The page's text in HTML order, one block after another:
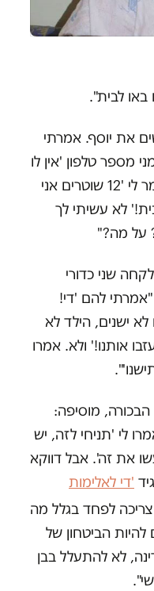
את יוסף. אמרתי
מספר טלפון 'אין לו
טלפון!' אמרתי להם. השוטר אמר לי '12 שוטרים אני
לא עשיתי לך
שני כדורי
להם 'די!
ישנים, הילד לא
אותנו!' ולא. אמרו
מוסיפה:
לי 'תניחי לזה, יש
את זה'. אבל דווקא
'די לאלימות
צריכה לפחד בגלל מה
הביטחון של
לא להתעלל בבן